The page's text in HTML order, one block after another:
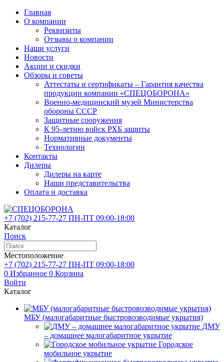
Главная
О компании
Реквизиты
Отзывы о компании
Наши услуги
Новости
Акции и скидки
Обзоры и советы
Аттестаты и сертификаты – Гарантия качества
продукции компании «СПЕЦОБОРОНА»
Военно-медицинский музей Министерства
обороны СССР
Защитные сооружения
К 95-летию войск РХБ защиты
Нормативные документы
Технологии
Контакты
Дилеры
Дилеры на карте
Наши представительства
Оплата и доставка
+7 (702) 215-77-27 ПН-ПТ 09:00-18:00
Каталог
Поиск
Местоположение
+7 (702) 215-77-27 ПН-ПТ 09:00-18:00
0 Избранное 0 Корзина
Войти
Каталог
МБУ (малогабаритные быстровозводимые укрытия)
ДМУ
– домашнее малогабаритное укрытие
Городское
мобильное укрытие